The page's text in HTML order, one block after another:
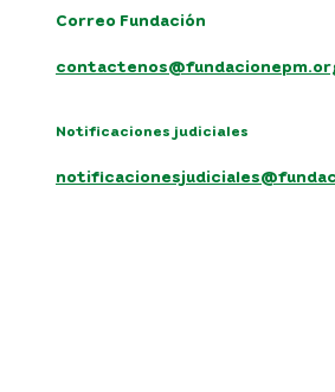
Correo Fundación
Notificaciones judiciales